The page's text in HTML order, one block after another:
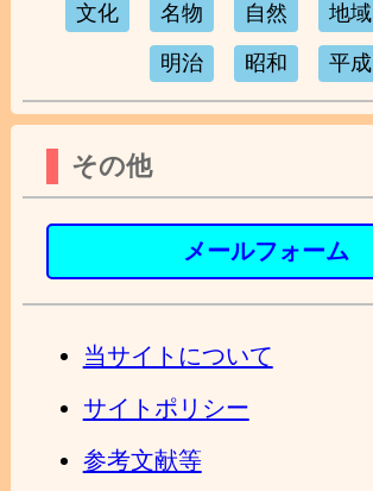
文化 名物 自然 地域
明治 昭和 平成
その他
メールフォーム
当サイトについて
サイトポリシー
参考文献等